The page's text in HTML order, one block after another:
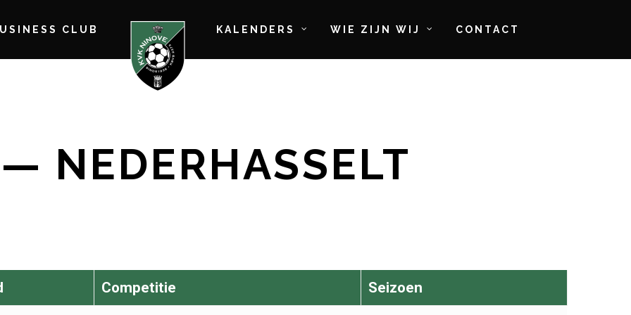
CLUB KALENDERS WIE ZIJN WIJ CONTACT
NEDERHASSELT
Competitie Seizoen